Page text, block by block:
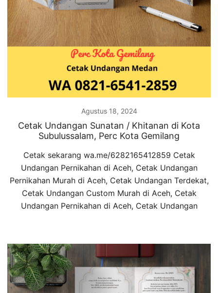
Agustus 18, 2024
Cetak Undangan Sunatan / Khitanan di Kota
Subulussalam, Perc Kota Gemilang
Cetak sekarang wa.me/6282165412859 Cetak
Undangan Pernikahan di Aceh, Cetak Undangan
Pernikahan Murah di Aceh, Cetak Undangan Terdekat,
Cetak Undangan Custom Murah di Aceh, Cetak
Undangan Pernikahan di Aceh, Cetak Undangan